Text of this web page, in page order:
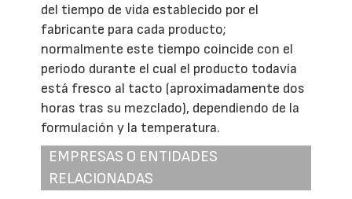
del tiempo de vida establecido por el
fabricante para cada producto;
normalmente este tiempo coincide con el
periodo durante el cual el producto todavía
está fresco al tacto (aproximadamente dos
horas tras su mezclado), dependiendo de la
formulación y la temperatura.
EMPRESAS O ENTIDADES
RELACIONADAS